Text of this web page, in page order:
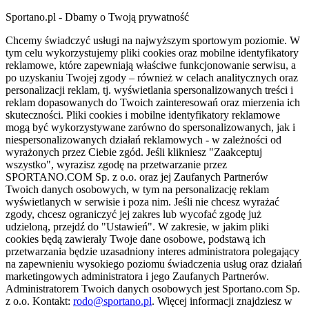
Sportano.pl - Dbamy o Twoją prywatność
Chcemy świadczyć usługi na najwyższym sportowym poziomie. W
tym celu wykorzystujemy pliki cookies oraz mobilne identyfikatory
reklamowe, które zapewniają właściwe funkcjonowanie serwisu, a
po uzyskaniu Twojej zgody – również w celach analitycznych oraz
personalizacji reklam, tj. wyświetlania spersonalizowanych treści i
reklam dopasowanych do Twoich zainteresowań oraz mierzenia ich
skuteczności. Pliki cookies i mobilne identyfikatory reklamowe
mogą być wykorzystywane zarówno do spersonalizowanych, jak i
niespersonalizowanych działań reklamowych - w zależności od
wyrażonych przez Ciebie zgód. Jeśli klikniesz "Zaakceptuj
wszystko", wyrazisz zgodę na przetwarzanie przez
SPORTANO.COM Sp. z o.o. oraz jej Zaufanych Partnerów
Twoich danych osobowych, w tym na personalizację reklam
wyświetlanych w serwisie i poza nim. Jeśli nie chcesz wyrażać
zgody, chcesz ograniczyć jej zakres lub wycofać zgodę już
udzieloną, przejdź do "Ustawień". W zakresie, w jakim pliki
cookies będą zawierały Twoje dane osobowe, podstawą ich
przetwarzania będzie uzasadniony interes administratora polegający
na zapewnieniu wysokiego poziomu świadczenia usług oraz działań
marketingowych administratora i jego Zaufanych Partnerów.
Administratorem Twoich danych osobowych jest Sportano.com Sp.
z o.o. Kontakt: rodo@sportano.pl. Więcej informacji znajdziesz w